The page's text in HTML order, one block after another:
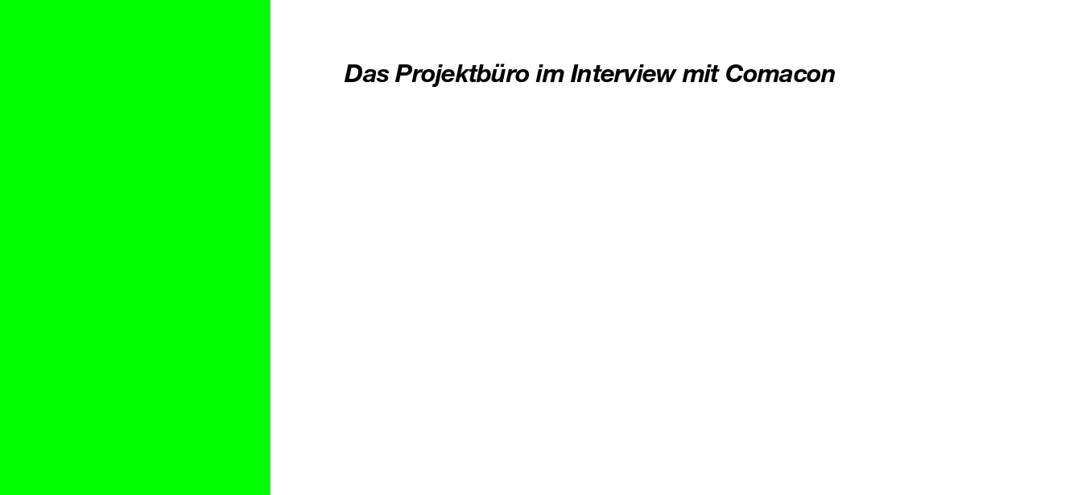
Das Projektbüro im Interview mit Comacon